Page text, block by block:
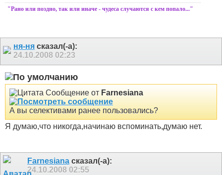
"Рано или поздно, так или иначе - чудеса случаются с кем попало..."
ня-ня сказал(-а):
24.10.2008 02:23
Сообщение от Farnesiana
А вы селективами ранее пользовались?
Я думаю,что никогда,начинаю вспоминать,думаю нет.
Farnesiana сказал(-а):
24.10.2008 02:55